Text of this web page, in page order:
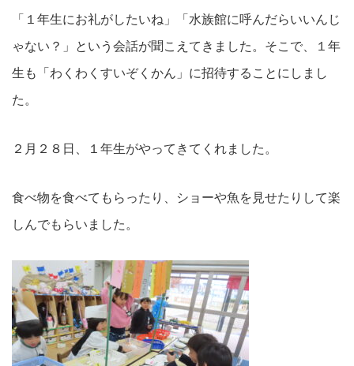
「１年生にお礼がしたいね」「水族館に呼んだらいいんじ
ゃない？」という会話が聞こえてきました。そこで、１年
生も「わくわくすいぞくかん」に招待することにしまし
た。
２月２８日、１年生がやってきてくれました。
食べ物を食べてもらったり、ショーや魚を見せたりして楽
しんでもらいました。